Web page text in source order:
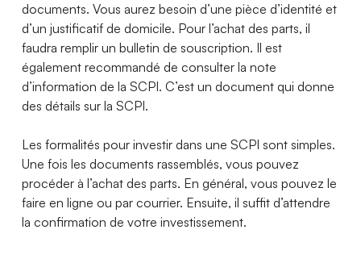
documents. Vous aurez besoin d’une pièce d’identité et
d’un justificatif de domicile. Pour l’achat des parts, il
faudra remplir un bulletin de souscription. Il est
également recommandé de consulter la note
d’information de la SCPI. C’est un document qui donne
des détails sur la SCPI.
Les formalités pour investir dans une SCPI sont simples.
Une fois les documents rassemblés, vous pouvez
procéder à l’achat des parts. En général, vous pouvez le
faire en ligne ou par courrier. Ensuite, il suffit d’attendre
la confirmation de votre investissement.